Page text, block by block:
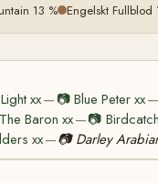
13 % Engelskt Fullblod
xx— 📷Blue Peter xx—
The Baron xx—📷
xx—📷 Darley